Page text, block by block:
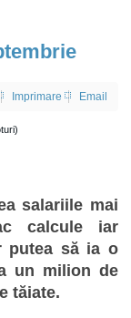
Imprimare Email
salariile mai
calcule iar
putea să ia o
un milion de
tăiate.